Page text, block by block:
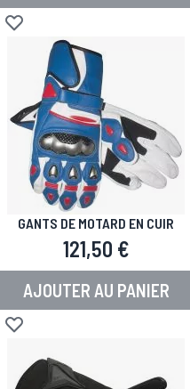
Ajouter à la liste d'achats
GANTS DE MOTARD EN CUIR
121,50 €
AJOUTER AU PANIER
Ajouter à la liste d'achats